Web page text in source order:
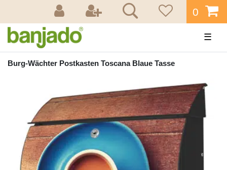
0
☰
Burg-Wächter Postkasten Toscana Blaue Tasse